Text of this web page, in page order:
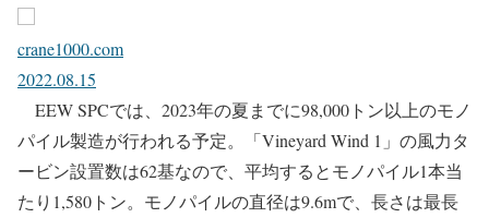
crane1000.com
2022.08.15
EEW SPCでは、2023年の夏までに98,000トン以上のモノ
パイル製造が行われる予定。「Vineyard Wind 1」の風力タ
ービン設置数は62基なので、平均するとモノパイル1本当
たり1,580トン。モノパイルの直径は9.6mで、長さは最長